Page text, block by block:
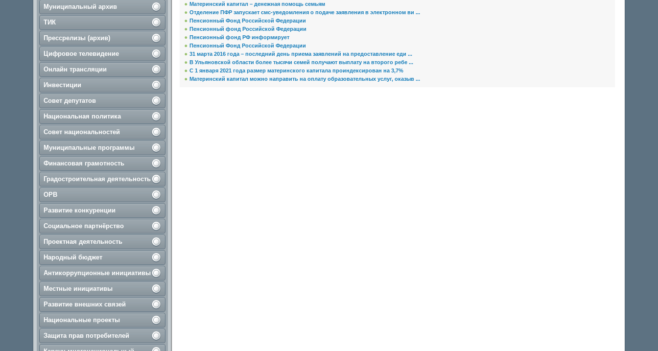
Муниципальный архив
ТИК
Прессрелизы (архив)
Цифровое телевидение
Онлайн трансляции
Инвестиции
Совет депутатов
Национальная политика
Совет национальностей
Муниципальные программы
Финансовая грамотность
Градостроительная деятельность
ОРВ
Развитие конкуренции
Социальное партнёрство
Проектная деятельность
Народный бюджет
Антикоррупционные инициативы
Местные инициативы
Развитие внешних связей
Национальные проекты
Защита прав потребителей
Материнский капитал – денежная помощь семьям
Отделение ПФР запускает смс-уведомления о подаче заявления в электронном ви ...
Пенсионный Фонд Российской Федерации
Пенсионный фонд Российской Федерации
Пенсионный фонд РФ информирует
Пенсионный Фонд Российской Федерации
31 марта 2016 года – последний день приема заявлений на предоставление еди ...
В Ульяновской области более тысячи семей получают выплату на второго ребе ...
С 1 января 2021 года размер материнского капитала проиндексирован на 3,7%
Материнский капитал можно направить на оплату образовательных услуг, оказыв ...